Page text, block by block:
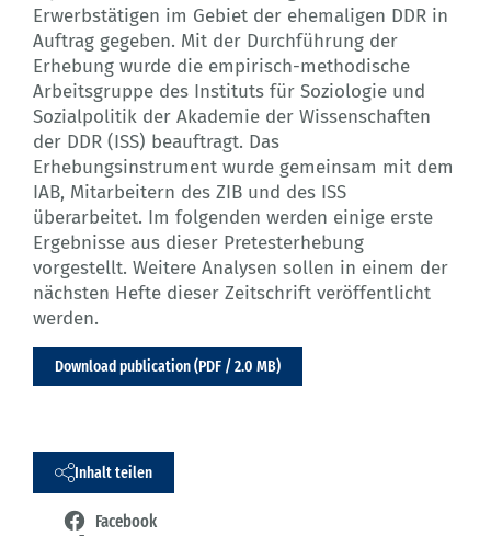
Erwerbstätigen im Gebiet der ehemaligen DDR in
Auftrag gegeben. Mit der Durchführung der
Erhebung wurde die empirisch-methodische
Arbeitsgruppe des Instituts für Soziologie und
Sozialpolitik der Akademie der Wissenschaften
der DDR (ISS) beauftragt. Das
Erhebungsinstrument wurde gemeinsam mit dem
IAB, Mitarbeitern des ZIB und des ISS
überarbeitet. Im folgenden werden einige erste
Ergebnisse aus dieser Pretesterhebung
vorgestellt. Weitere Analysen sollen in einem der
nächsten Hefte dieser Zeitschrift veröffentlicht
werden.
Download publication (PDF / 2.0 MB)
Inhalt teilen
Facebook